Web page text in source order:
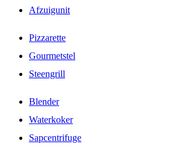
Afzuigunit
Pizzarette
Gourmetstel
Steengrill
Blender
Waterkoker
Sapcentrifuge